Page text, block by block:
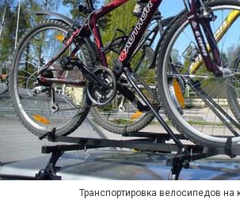
Транспортировка велосипедов на